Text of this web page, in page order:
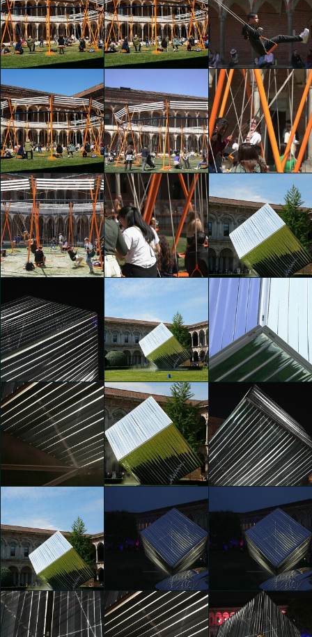
Artemide - La storia della
luce in Porta Romana
Kaiyuan Liu
SWING
Kaiyuan Liu
Kaiyuan Liu
SWING
Kaiyuan Liu
SWING
Kaiyuan Liu
SWING
Kaiyuan Liu
SWING
Kaiyuan Liu
SWING
Kaiyuan Liu
SWING
Kaiyuan Liu
SWING
Kaiyuan Liu
SWING
Kaiyuan Liu
Momentum
Kaiyuan Liu
Momentum
Momentum
Kaiyuan Liu
Momentum
Kaiyuan Liu
Momentum
Kaiyuan Liu